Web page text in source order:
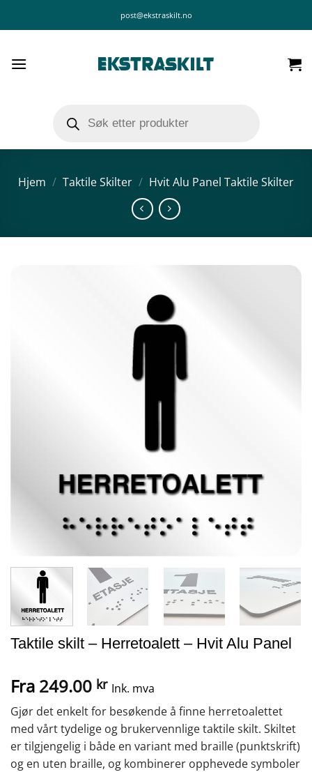
post@ekstraskilt.no
search
Hjem / Taktile Skilter / Hvit Alu Panel Taktile Skilter
Taktile skilt – Herretoalett – Hvit Alu Panel
Fra 249.00 kr Ink. mva
Gjør det enkelt for besøkende å finne herretoalettet
med vårt tydelige og brukervennlige taktile skilt. Skiltet
er tilgjengelig i både en variant med braille (punktskrift)
og en uten braille, og kombinerer opphevede symboler